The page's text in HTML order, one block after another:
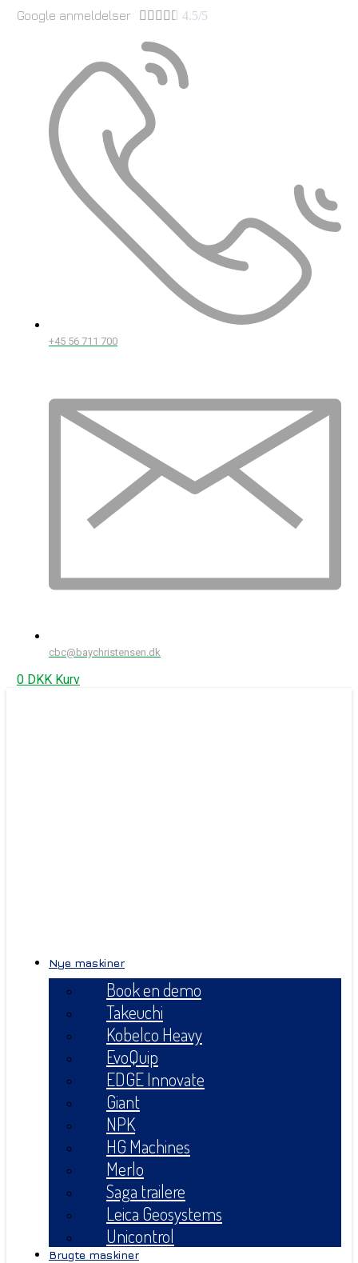
Google anmeldelser      4.5/5
+45 56 711 700
cbc@baychristensen.dk
0 DKK Kurv
Nye maskiner
Book en demo
Takeuchi
Kobelco Heavy
EvoQuip
EDGE Innovate
Giant
NPK
HG Machines
Merlo
Saga trailere
Leica Geosystems
Unicontrol
Brugte maskiner